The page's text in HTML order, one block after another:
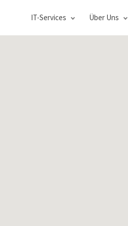
IT-Services Über Uns